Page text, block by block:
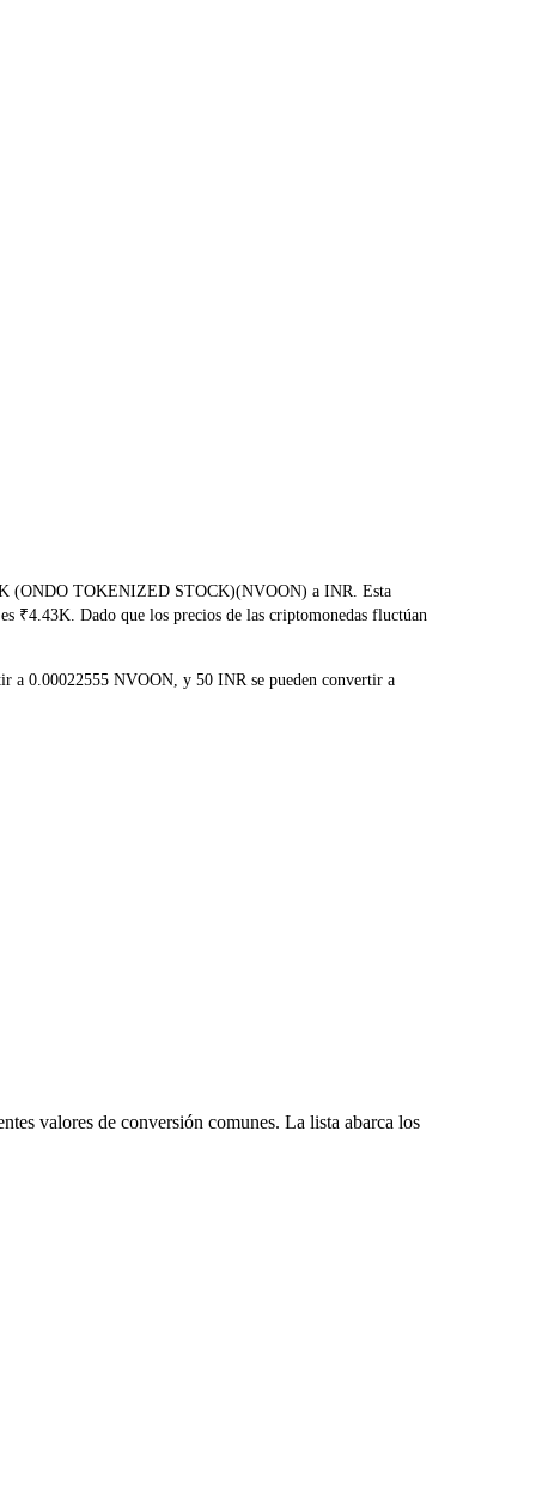
(ONDO TOKENIZED STOCK)(NVOON) a INR. Esta
₹4.43K. Dado que los precios de las criptomonedas fluctúan
a 0.00022555 NVOON, y 50 INR se pueden convertir a
valores de conversión comunes. La lista abarca los